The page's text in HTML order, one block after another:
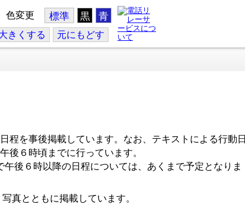
色変更 標準 黒 青
きくする 元にもどす
程を事後掲載しています。なお、テキストによる行動日
後６時頃までに行っています。
後６時以降の日程については、あくまで予定となりま
真とともに掲載しています。